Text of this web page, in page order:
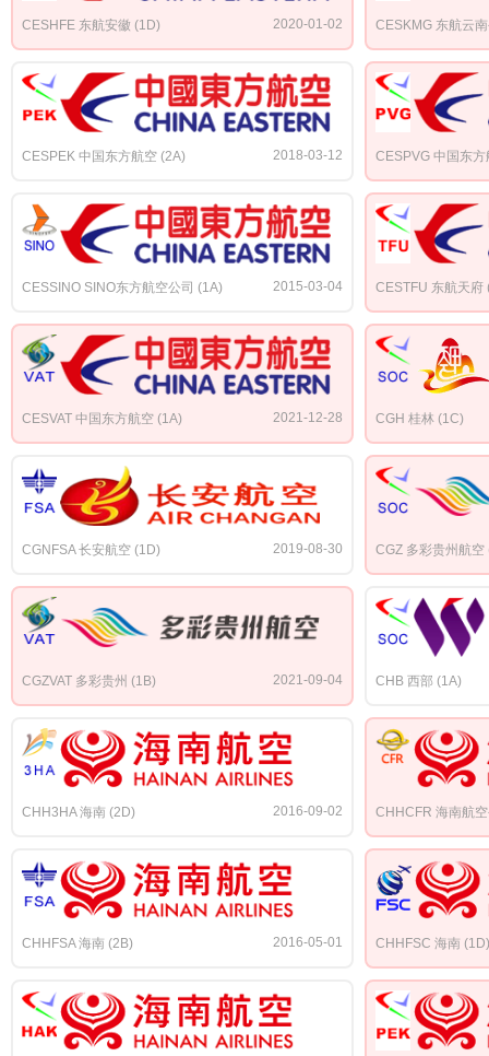
CESHFE 东航安徽 (1D) 2020-01-02 CESKMG 东航云
CESPEK 中国东方航空 (2A) 2018-03-12 CESPVG 中国东
CESSINO SINO东方航空公司 (1A) 2015-03-04 CESTFU 东航天府
CESVAT 中国东方航空 (1A) 2021-12-28 CGH 桂林 (1C)
CGNFSA 长安航空 (1D) 2019-08-30 CGZ 多彩贵州航空
CGZVAT 多彩贵州 (1B) 2021-09-04 CHB 西部 (1A)
CHH3HA 海南 (2D) 2016-09-02 CHHCFR 海南航
CHHFSA 海南 (2B) 2016-05-01 CHHFSC 海南 (1D)